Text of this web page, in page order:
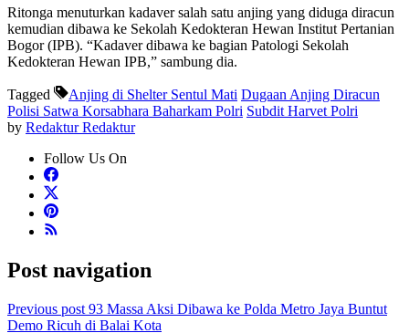
Ritonga menuturkan kadaver salah satu anjing yang diduga diracun
kemudian dibawa ke Sekolah Kedokteran Hewan Institut Pertanian
Bogor (IPB). “Kadaver dibawa ke bagian Patologi Sekolah
Kedokteran Hewan IPB,” sambung dia.
Tagged Anjing di Shelter Sentul Mati Dugaan Anjing Diracun
Polisi Satwa Korsabhara Baharkam Polri Subdit Harvet Polri
by Redaktur Redaktur
Follow Us On
Post navigation
Previous post 93 Massa Aksi Dibawa ke Polda Metro Jaya Buntut
Demo Ricuh di Balai Kota